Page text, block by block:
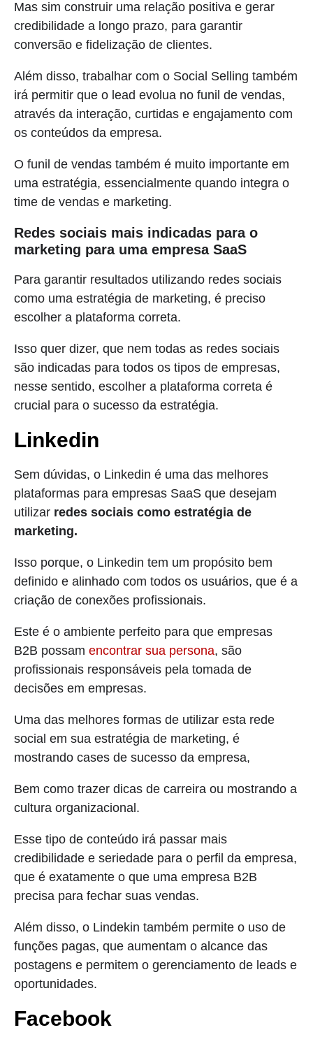
Mas sim construir uma relação positiva e gerar
credibilidade a longo prazo, para garantir
conversão e fidelização de clientes.
Além disso, trabalhar com o Social Selling também
irá permitir que o lead evolua no funil de vendas,
através da interação, curtidas e engajamento com
os conteúdos da empresa.
O funil de vendas também é muito importante em
uma estratégia, essencialmente quando integra o
time de vendas e marketing.
Redes sociais mais indicadas para o
marketing para uma empresa SaaS
Para garantir resultados utilizando redes sociais
como uma estratégia de marketing, é preciso
escolher a plataforma correta.
Isso quer dizer, que nem todas as redes sociais
são indicadas para todos os tipos de empresas,
nesse sentido, escolher a plataforma correta é
crucial para o sucesso da estratégia.
Linkedin
Sem dúvidas, o Linkedin é uma das melhores
plataformas para empresas SaaS que desejam
utilizar redes sociais como estratégia de
marketing.
Isso porque, o Linkedin tem um propósito bem
definido e alinhado com todos os usuários, que é a
criação de conexões profissionais.
Este é o ambiente perfeito para que empresas
B2B possam encontrar sua persona, são
profissionais responsáveis pela tomada de
decisões em empresas.
Uma das melhores formas de utilizar esta rede
social em sua estratégia de marketing, é
mostrando cases de sucesso da empresa,
Bem como trazer dicas de carreira ou mostrando a
cultura organizacional.
Esse tipo de conteúdo irá passar mais
credibilidade e seriedade para o perfil da empresa,
que é exatamente o que uma empresa B2B
precisa para fechar suas vendas.
Além disso, o Lindekin também permite o uso de
funções pagas, que aumentam o alcance das
postagens e permitem o gerenciamento de leads e
oportunidades.
Facebook